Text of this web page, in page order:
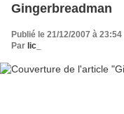
Gingerbreadman
Publié le 21/12/2007 à 23:54
Par lic_